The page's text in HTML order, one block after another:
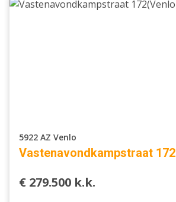
5922 AZ Venlo
Vastenavondkampstraat 172
€ 279.500 k.k.